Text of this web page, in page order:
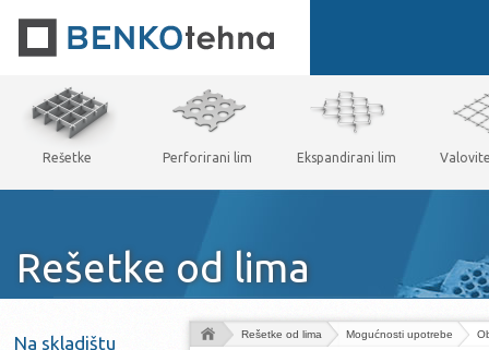
Rešetke Perforirani lim Ekspandirani lim
Rešetke od lima
Rešetke od lima Mogućnosti upotrebe
Na skladištu